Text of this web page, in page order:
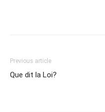
Previous article
Que dit la Loi?